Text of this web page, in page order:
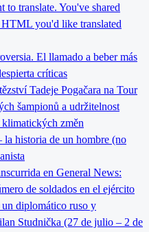
translate. You've shared
you'd like translated
El llamado a beber más
críticas
Tadeje Pogačara na Tour
šampionů a udržitelnost
změn
historia de un hombre (no
en General News:
de soldados en el ejército
diplomático ruso y
Studnička (27 de julio – 2 de